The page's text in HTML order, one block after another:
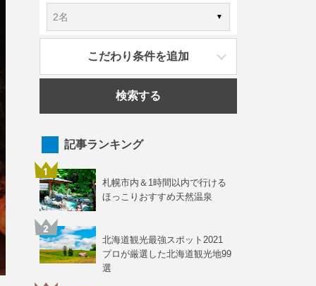
こだわり条件を追加
検索する
記事ランキング
札幌市内＆1時間以内で行ける
ほっこりおすすめ天然温泉
北海道観光最強スポット2021
プロが厳選した北海道観光地99
選